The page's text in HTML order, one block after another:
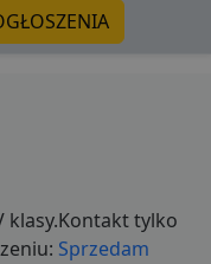
klasy.Kontakt tylko
Sprzedam